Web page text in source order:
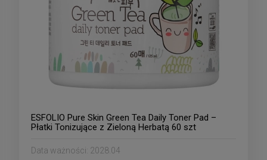
ESFOLIO Pure Skin Green Tea Daily Toner Pad –
Płatki Tonizujące z Zieloną Herbatą 60 szt
Data ważności: 2028.04